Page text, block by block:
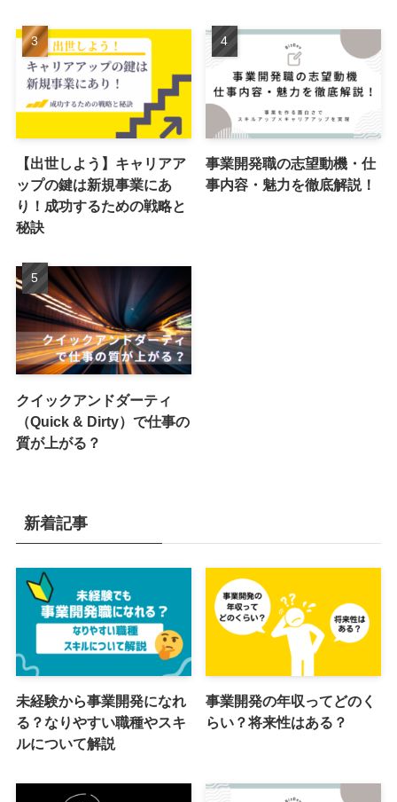
【出世しよう】キャリアア
ップの鍵は新規事業にあ
り！成功するための戦略と
秘訣
事業開発職の志望動機・仕
事内容・魅力を徹底解説！
クイックアンドダーティ
（Quick & Dirty）で仕事の
質が上がる？
新着記事
未経験から事業開発になれ
る？なりやすい職種やスキ
ルについて解説
事業開発の年収ってどのく
らい？将来性はある？